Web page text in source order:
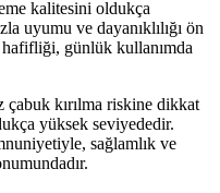
kalitesini oldukça
uyumu ve dayanıklılığı ön
hafifliği, günlük kullanımda
çabuk kırılma riskine dikkat
yüksek seviyededir.
sağlamlık ve